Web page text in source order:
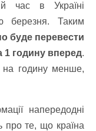
час в Україні
березня. Таким
буде перевести
1 годину вперед.
на годину менше,
напередодні
про те, що країна